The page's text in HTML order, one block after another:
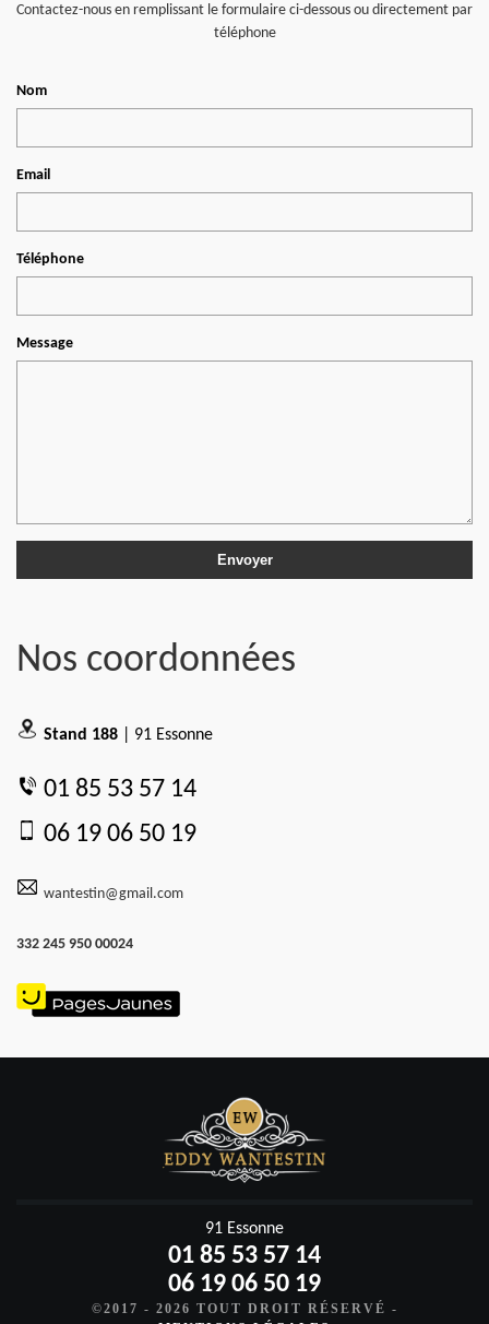
Contactez-nous en remplissant le formulaire ci-dessous ou directement par
téléphone
Nom
Email
Téléphone
Message
Nos coordonnées
Stand 188 | 91 Essonne
01 85 53 57 14
06 19 06 50 19
wantestin@gmail.com
332 245 950 00024
91 Essonne
01 85 53 57 14
06 19 06 50 19
©2017 - 2026 TOUT DROIT RÉSERVÉ -